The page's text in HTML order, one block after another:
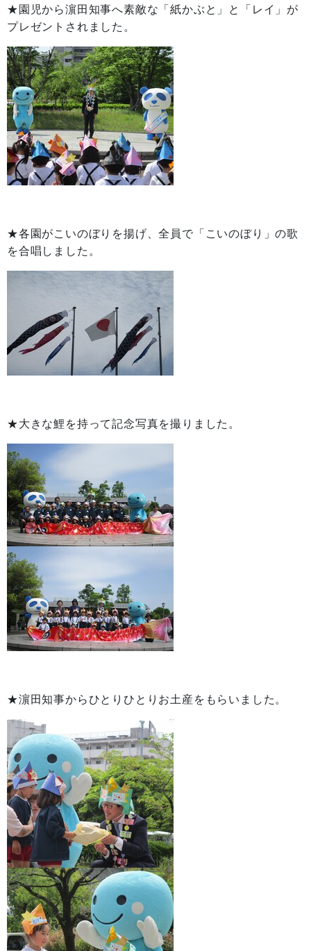
★園児から濵田知事へ素敵な「紙かぶと」と「レイ」が
プレゼントされました。
★各園がこいのぼりを揚げ、全員で「こいのぼり」の歌
を合唱しました。
★大きな鯉を持って記念写真を撮りました。
★濵田知事からひとりひとりお土産をもらいました。